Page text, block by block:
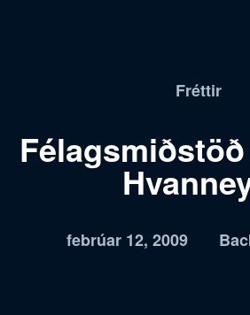
Fréttir
febrúar 12, 2009